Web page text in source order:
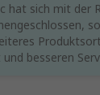
hat sich mit der
und besseren